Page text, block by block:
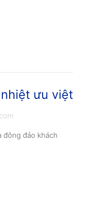
ưu việt
đông đảo khách